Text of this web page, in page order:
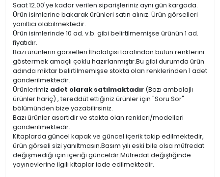
Saat 12.00'ye kadar verilen siparişleriniz aynı gün kargoda.
Ürün isimlerine bakarak ürünleri satın alınız. Ürün görselleri
yanıltıcı olabilmektedir.
Ürün isimlerinde 10 ad. v.b. gibi belirtilmemişse ürünün 1 ad.
fiyatıdır.
Bazı ürünlerin görselleri İthalatçısı tarafından bütün renklerini
göstermek amaçlı çoklu hazırlanmıştır.Bu gibi durumda ürün
adında miktar belirtilmemişse stokta olan renklerinden 1 adet
gönderilmektedir.
Ürünlerimiz adet olarak satılmaktadır (Bazı ambalajlı
ürünler hariç) , tereddüt ettiğiniz ürünler için "Soru Sor"
bölümünden bize yazabilirsiniz.
Bazı ürünler asortidir ve stokta olan renkleri/modelleri
gönderilmektedir.
Kitaplarda güncel kapak ve güncel içerik takip edilmektedir,
ürün görseli sizi yanıltmasın.Basım yılı eski bile olsa müfredat
değişmediği için içeriği günceldir.Müfredat değiştiğinde
yayınevlerine ilgili kitaplar iade edilmektedir.